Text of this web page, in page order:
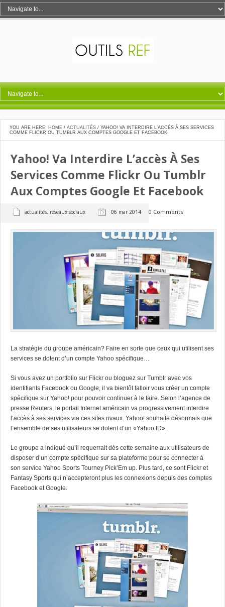
YOU ARE HERE: HOME / ACTUALITÉS / YAHOO! VA INTERDIRE L’ACCÈS À SES SERVICES
COMME FLICKR OU TUMBLR AUX COMPTES GOOGLE ET FACEBOOK
Yahoo! Va Interdire L’accès À Ses
Services Comme Flickr Ou Tumblr
Aux Comptes Google Et Facebook
actualités, réseaux sociaux 06 mar 2014 0 Comments
La stratégie du groupe américain? Faire en sorte que ceux qui utilisent ses
services se dotent d’un compte Yahoo spécifique…
Si vous avez un portfolio sur Flickr ou bloguez sur Tumblr avec vos
identifiants Facebook ou Google, il va bientôt falloir vous créer un compte
spécifique sur Yahoo! pour pouvoir continuer à le faire. Selon l’agence de
presse Reuters, le portail Internet américain va progressivement interdire
l’accès à ses services via ces sites rivaux. Yahoo! souhaite désormais que
l’ensemble de ses utilisateurs se dotent d’un «Yahoo ID».
Le groupe a indiqué qu’il requerrait dès cette semaine aux utilisateurs de
disposer d’un compte spécifique sur sa plateforme pour se connecter à
son service Yahoo Sports Tourney Pick’Em up. Plus tard, ce sont Flickr et
Fantasy Sports qui n’accepteront plus les connexions depuis des comptes
Facebook et Google.